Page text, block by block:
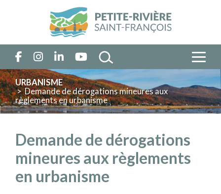
URBANISME
> Demande de dérogations mineures aux
règlements en urbanisme
Demande de dérogations
mineures aux règlements
en urbanisme